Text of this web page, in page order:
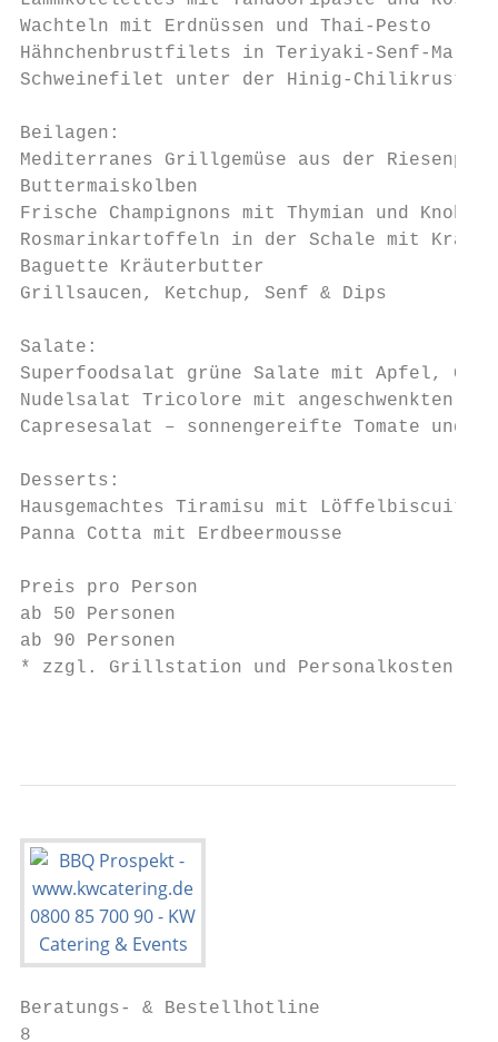
Wachteln mit Erdnüssen und Thai-Pesto
Hähnchenbrustfilets in Teriyaki-Senf-
Schweinefilet unter der Hinig-Chilikruste
Beilagen:
Mediterranes Grillgemüse aus der
Buttermaiskolben
Frische Champignons mit Thymian und
Rosmarinkartoffeln in der Schale mit
Baguette Kräuterbutter
Grillsaucen, Ketchup, Senf & Dips
Salate:
Superfoodsalat grüne Salate mit Apfel,
Nudelsalat Tricolore mit angeschwenkten
Capresesalat – sonnengereifte Tomate und
Desserts:
Hausgemachtes Tiramisu mit Löffelbiscuit,
Panna Cotta mit Erdbeermousse
Preis pro Person
ab 50 Personen
ab 90 Personen
* zzgl. Grillstation und Personalkosten
Beratungs- & Bestellhotline
8